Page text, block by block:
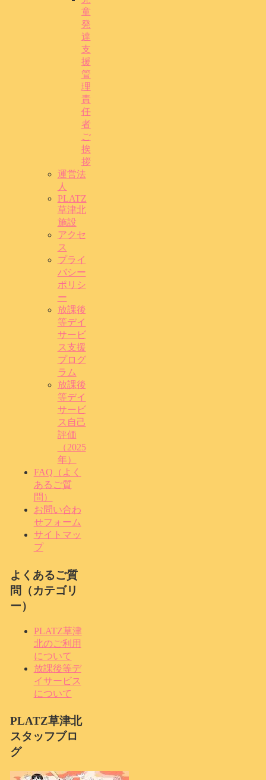
童
発
達
支
援
管
理
責
任
者
ご
挨
拶
運営法
人
PLATZ
草津北
施設
アクセ
ス
プライ
バシー
ポリシ
ー
放課後
等デイ
サービ
ス支援
プログ
ラム
放課後
等デイ
サービ
ス自己
評価
（2025
年）
FAQ（よく
あるご質
問）
お問い合わ
せフォーム
サイトマッ
プ
よくあるご質
問（カテゴリ
ー）
PLATZ草津
北のご利用
について
放課後等デ
イサービス
について
PLATZ草津北
スタッフブロ
グ